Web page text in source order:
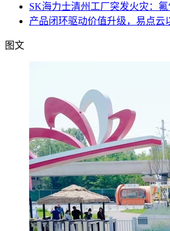
SK海力士清州工厂突发火灾：
产品闭环驱动价值升级，易点
图文